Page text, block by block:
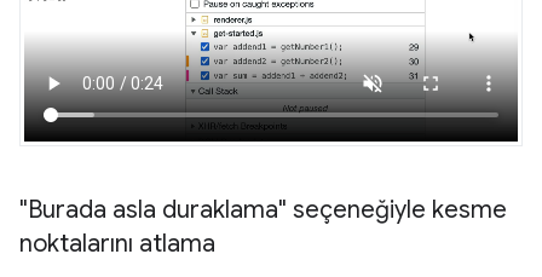
"Burada asla duraklama" seçeneğiyle kesme
noktalarını atlama